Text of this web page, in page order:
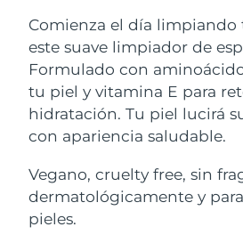
Comienza el día limpiando
este suave limpiador de
Formulado con
tu piel y vitamina E para
hidratación. Tu piel lucirá
con apariencia saludable.
Vegano, cruelty free, sin
dermatológicamente y
pieles.